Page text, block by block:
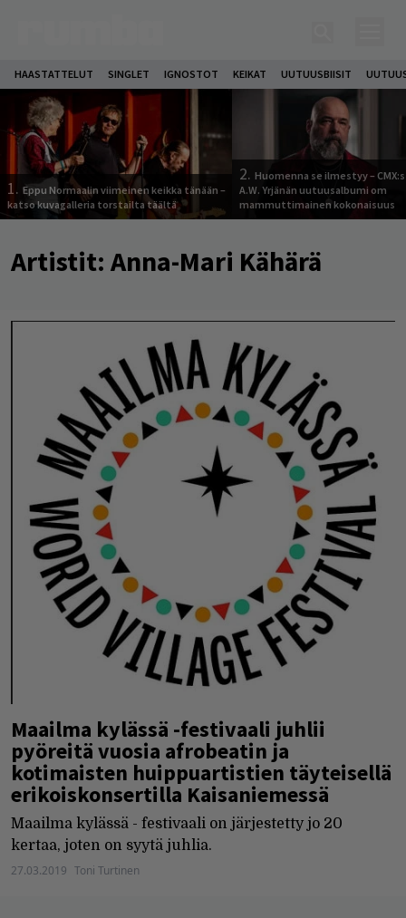
HAASTATTELUT SINGLET IGNOSTOT KEIKAT UUTUUSBIISIT
1. Eppu Normaalin viimeinen keikka tänään –
katso kuvagalleria torstailta täältä
2. Huomenna se ilmestyy –
A.W. Yrjänän uutuusalbumi om
mammuttimainen kokonaisuus
Artistit: Anna-Mari Kähärä
Maailma kylässä -festivaali juhlii
pyöreitä vuosia afrobeatin ja
kotimaisten huippuartistien täyteisellä
erikoiskonsertilla Kaisaniemessä
Maailma kylässä - festivaali on järjestetty jo 20
kertaa, joten on syytä juhlia.
27.03.2019 Toni Turtinen